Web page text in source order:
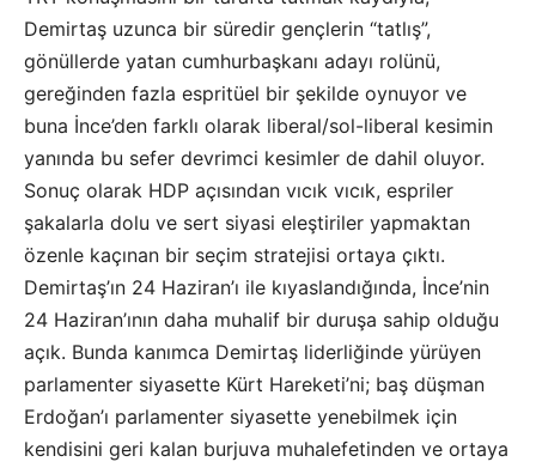
Demirtaş uzunca bir süredir gençlerin “tatlış”,
gönüllerde yatan cumhurbaşkanı adayı rolünü,
gereğinden fazla espritüel bir şekilde oynuyor ve
buna İnce’den farklı olarak liberal/sol-liberal kesimin
yanında bu sefer devrimci kesimler de dahil oluyor.
Sonuç olarak HDP açısından vıcık vıcık, espriler
şakalarla dolu ve sert siyasi eleştiriler yapmaktan
özenle kaçınan bir seçim stratejisi ortaya çıktı.
Demirtaş’ın 24 Haziran’ı ile kıyaslandığında, İnce’nin
24 Haziran’ının daha muhalif bir duruşa sahip olduğu
açık. Bunda kanımca Demirtaş liderliğinde yürüyen
parlamenter siyasette Kürt Hareketi’ni; baş düşman
Erdoğan’ı parlamenter siyasette yenebilmek için
kendisini geri kalan burjuva muhalefetinden ve ortaya